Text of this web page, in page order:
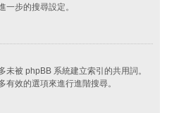
一步的搜尋設定。
被 phpBB 系統建立索引的共用詞。
效的選項來進行進階搜尋。